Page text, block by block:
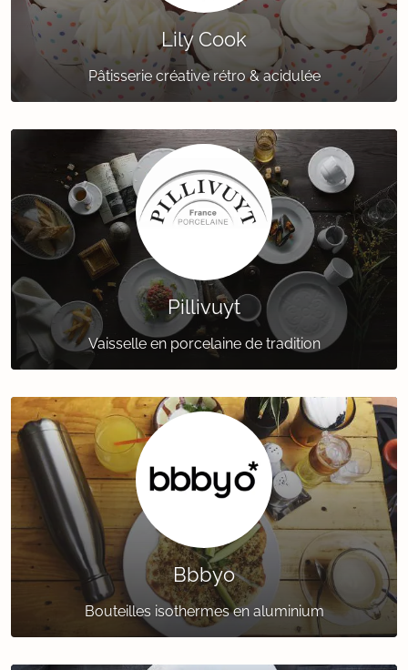
Lily Cook
Pâtisserie créative rétro & acidulée
Pillivuyt
Vaisselle en porcelaine de tradition
Bbbyo
Bouteilles isothermes en aluminium